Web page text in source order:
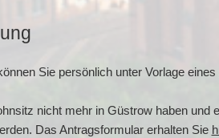
Sie persönlich unter Vorlage
nicht mehr in Güstrow haben
Das Antragsformular erhalten Sie